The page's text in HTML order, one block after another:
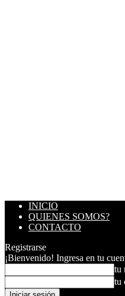
INICIO
QUIENES SOMOS?
CONTACTO
Registrarse
¡Bienvenido! Ingresa en tu
tu
tu